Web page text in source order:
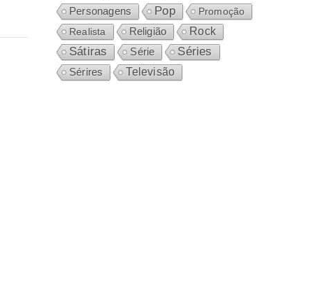
Personagens Pop
Promoção
Realista
Religião Rock
Sátiras Série Séries
Sérires Televisão